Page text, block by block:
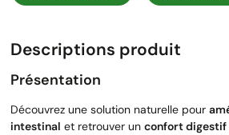
Descriptions produit
Présentation
Découvrez une solution naturelle pour
intestinal et retrouver un confort digestif